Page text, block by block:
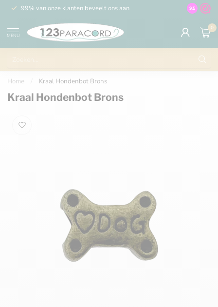
99% van onze klanten beveelt ons aan 100% de
9.5
MENU
0
Home Kraal Hondenbot Brons
Kraal Hondenbot Brons